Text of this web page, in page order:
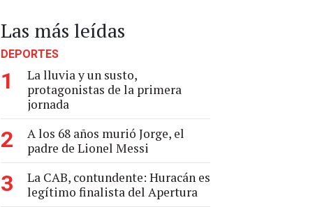
Las más leídas
DEPORTES
1
La lluvia y un susto,
protagonistas de la primera
jornada
2
A los 68 años murió Jorge, el
padre de Lionel Messi
3
La CAB, contundente: Huracán es
legítimo finalista del Apertura